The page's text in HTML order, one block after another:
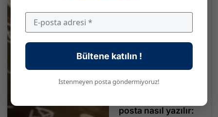
posta nasıl yazılır:
Bültene katılın !
İstenmeyen posta göndermiyoruz!